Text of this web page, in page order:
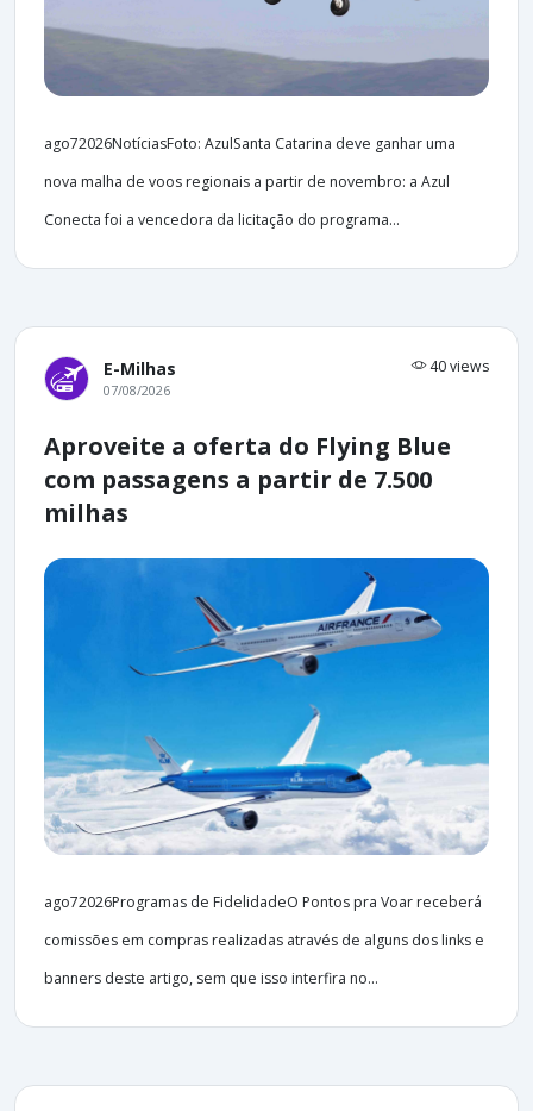
ago72026NotíciasFoto: AzulSanta Catarina deve ganhar uma
nova malha de voos regionais a partir de novembro: a Azul
Conecta foi a vencedora da licitação do programa...
E-Milhas 40 views
07/08/2026
Aproveite a oferta do Flying Blue
com passagens a partir de 7.500
milhas
ago72026Programas de FidelidadeO Pontos pra Voar receberá
comissões em compras realizadas através de alguns dos links e
banners deste artigo, sem que isso interfira no...